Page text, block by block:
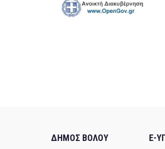
23
ΔΗΜΟΣ ΒΟΛΟΥ E-